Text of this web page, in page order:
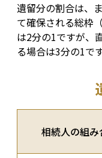
遺留分の割合は、
て確保される総枠
は2分の1ですが、
る場合は3分の1です
相続人の組み